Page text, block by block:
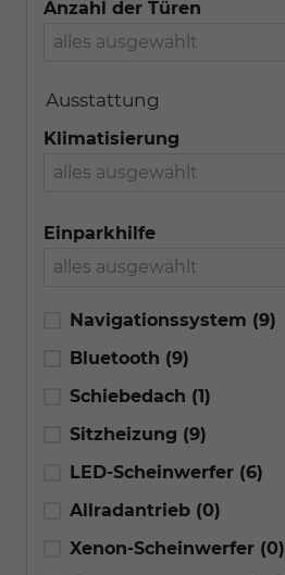
Anzahl der Türen
alles ausgewählt
Ausstattung
Klimatisierung
alles ausgewählt
Einparkhilfe
alles ausgewählt
Navigationssystem (9)
Bluetooth (9)
Schiebedach (1)
Sitzheizung (9)
LED-Scheinwerfer (6)
Allradantrieb (0)
Xenon-Scheinwerfer (0)